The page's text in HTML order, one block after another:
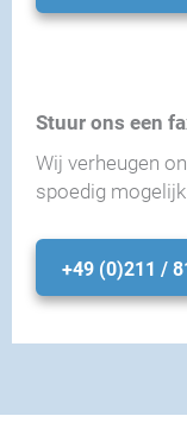
Stuur ons een
Wij verheugen
spoedig
+49 (0)211 /